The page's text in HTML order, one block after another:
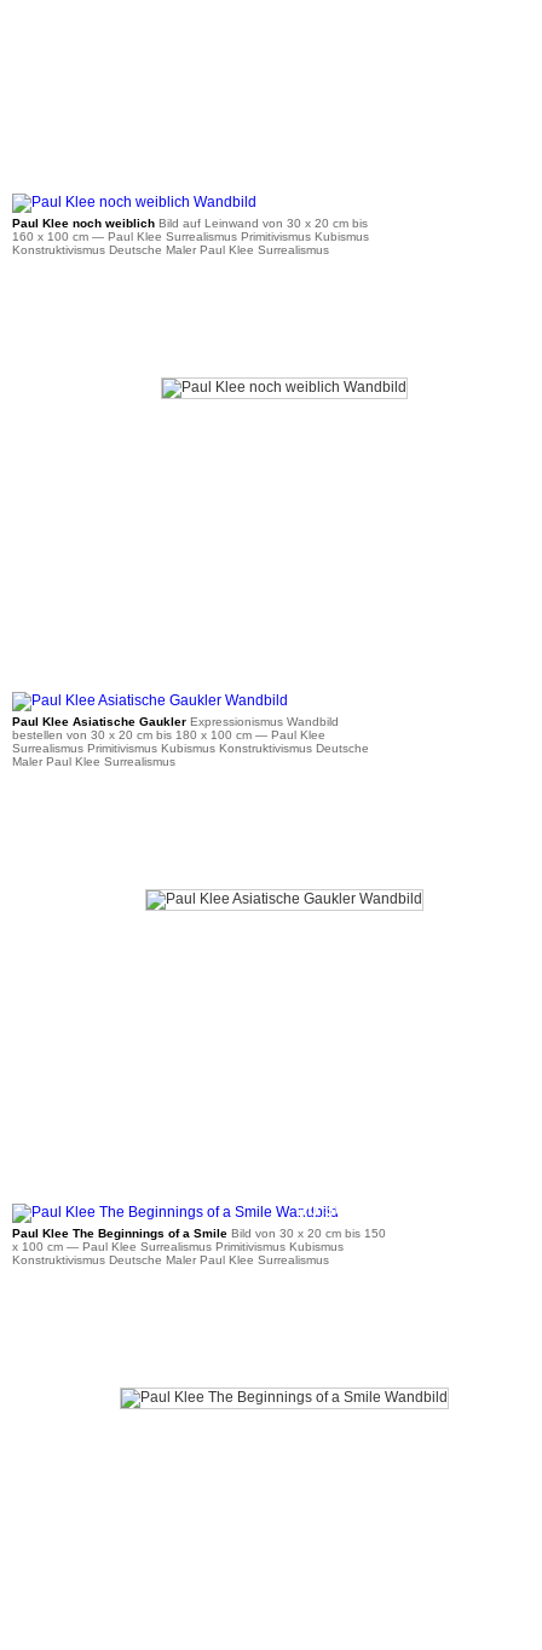
Paul Klee noch weiblichBild auf Leinwand von 30 x 20 cm bis
160 x 100 cm — Paul Klee Surrealismus Primitivismus Kubismus
Konstruktivismus Deutsche Maler Paul Klee Surrealismus
Paul Klee Asiatische GauklerExpressionismus Wandbild
bestellen von 30 x 20 cm bis 180 x 100 cm — Paul Klee
Surrealismus Primitivismus Kubismus Konstruktivismus Deutsche
Maler Paul Klee Surrealismus
ab 36 €
Paul Klee The Beginnings of a SmileBild von 30 x 20 cm bis 150
x 100 cm — Paul Klee Surrealismus Primitivismus Kubismus
Konstruktivismus Deutsche Maler Paul Klee Surrealismus